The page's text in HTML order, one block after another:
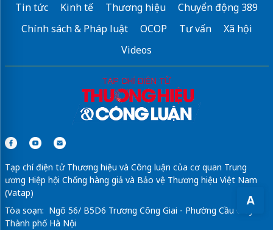
A
Tin tức Kinh tế Thương hiệu
Chuyển động 389
Chính sách & Pháp luật
OCOP Tư vấn
Xã hội
Videos
Tạp chí điện tử Thương hiệu và Công luận của cơ quan Trung
ương Hiệp hội Chống hàng giả và Bảo vệ Thương hiệu Việt Nam
(Vatap)
Tòa soạn: Ngõ 56/ B5D6 Trương Công Giai - Phường Cầu Giấy -
Thành phố Hà Nội